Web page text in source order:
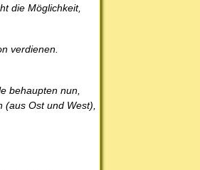
die Möglichkeit,
verdienen.
behaupten nun,
(aus Ost und West),